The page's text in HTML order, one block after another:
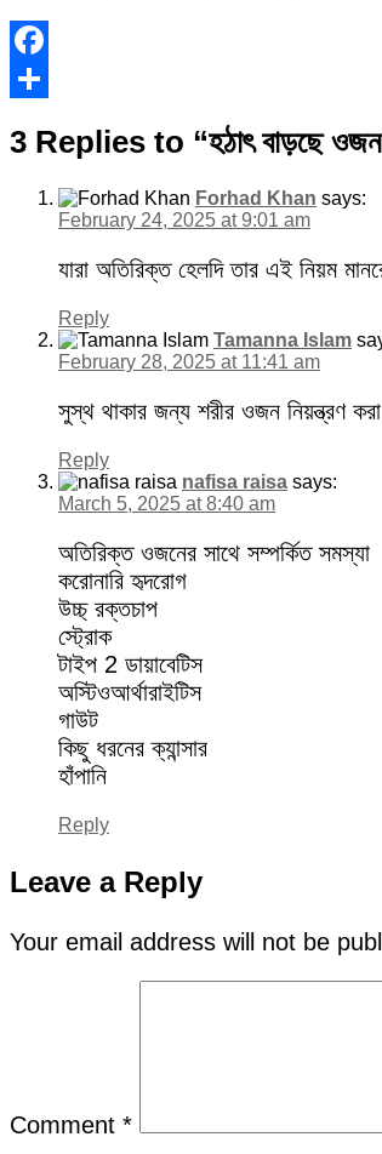
Facebook
3 Replies to “হঠাৎ বাড়ছে
Forhad Khan says:
February 24, 2025 at 9:01 am
যারা অতিরিক্ত হেলদি তার এই নিয়ম
Reply
Tamanna Islam
February 28, 2025 at 11:41 am
সুস্থ থাকার জন্য শরীর ওজন নিয়ন্ত্রণ
Reply
nafisa raisa says:
March 5, 2025 at 8:40 am
অতিরিক্ত ওজনের সাথে সম্পর্কিত সমস্যা
করোনারি হৃদরোগ
উচ্চ্ রক্তচাপ
স্ট্রোক
টাইপ 2 ডায়াবেটিস
অস্টিওআর্থারাইটিস
গাউট
কিছু ধরনের ক্যান্সার
হাঁপানি
Reply
Leave a Reply
Your email address will not be
Comment *